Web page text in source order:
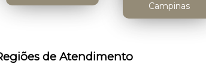
Campinas
de Atendimento